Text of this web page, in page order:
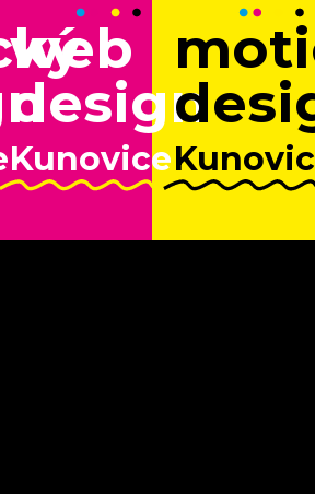
web
design
Kunovice